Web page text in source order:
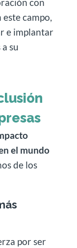
con
este campo,
e implantar
su
el mundo
de los
por ser